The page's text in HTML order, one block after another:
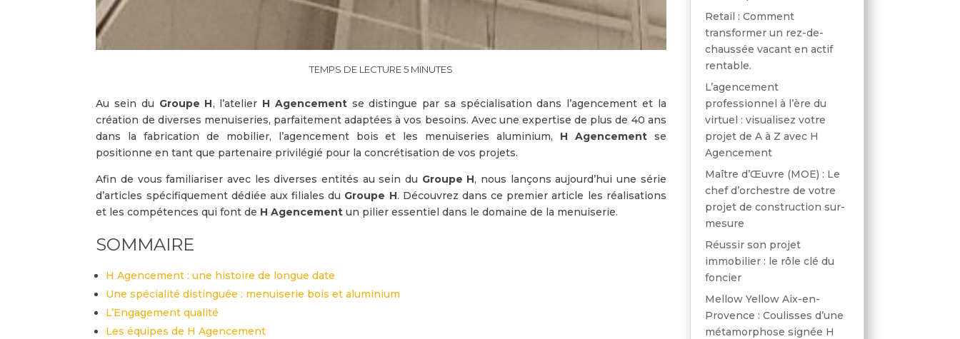
Au sein du Groupe H, l’atelier H Agencementse distingue par sa spécialisation dans l’agencement et la
création de diverses menuiseries, parfaitement adaptées à vos besoins. Avec une expertise de plus de 40 ans
dans la fabrication de mobilier, l’agencement bois et les menuiseries aluminium, H Agencementse
positionne en tant que partenaire privilégié pour la concrétisation de vos projets.
Afin de vous familiariser avec les diverses entités au sein du Groupe H, nous lançons aujourd’hui une série
d’articles spécifiquement dédiée aux filiales du Groupe H. Découvrez dans ce premier article les réalisations
et les compétences qui font de H Agencement un pilier essentiel dans le domaine de la menuiserie.
SOMMAIRE
H Agencement : une histoire de longue date
Une spécialité distinguée : menuiserie bois et aluminium
L’Engagement qualité
Les équipes de H Agencement
Retail : Comment
transformer un rez-de-
chaussée vacant en actif
rentable.
L’agencement
professionnel à l’ère du
virtuel : visualisez votre
projet de A à Z avec H
Agencement
Maître d’Œuvre (MOE) : Le
chef d’orchestre de votre
projet de construction sur-
mesure
Réussir son projet
immobilier : le rôle clé du
foncier
Mellow Yellow Aix-en-
Provence : Coulisses d’une
métamorphose signée H